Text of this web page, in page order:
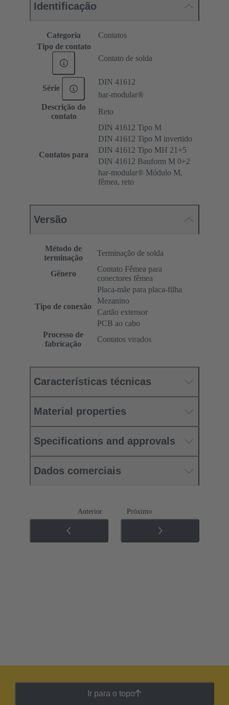
Identificação
Categoria
Contatos
Tipo de contato
Contato de solda
Série
DIN 41612
har-modular®
Descrição do
contato
Reto
Contatos para
DIN 41612 Tipo M
DIN 41612 Tipo M invertido
DIN 41612 Tipo MH 21+5
DIN 41612 Bauform M 0+2
har-modular® Módulo M,
fêmea, reto
Versão
Método de
terminação
Terminação de solda
Gênero
Contato Fêmea para
conectores fêmea
Tipo de conexão
Placa-mãe para placa-filha
Mezanino
Cartão extensor
PCB ao cabo
Processo de
fabricação
Contatos virados
Características técnicas
Material properties
Specifications and approvals
Dados comerciais
Anterior Próximo
Ir para o topo